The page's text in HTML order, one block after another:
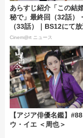
あらすじ紹介「この結
秘で」最終回（32話）
（33話）｜BS12にて
Cinem@rt ニュース
【アジア俳優名鑑】
ウ・イエ ＜周也＞